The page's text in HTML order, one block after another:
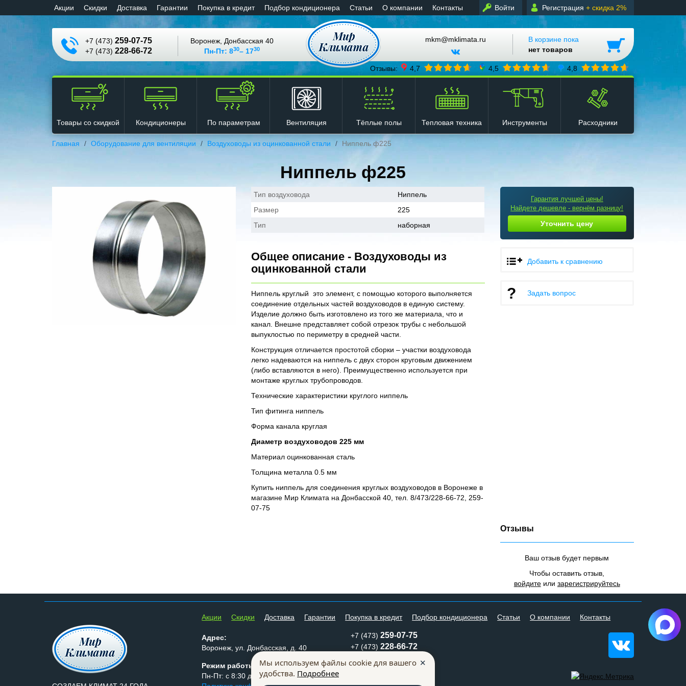
Войти Регистрация + скидка 2%
Aкции Cкидки Доставка Гарантии Покупка в кредит Подбор кондиционера Статьи О компании Контакты
+7 (473) 259-07-75
+7 (473) 228-66-72
Воронеж, Донбасская 40
Пн-Пт: 830– 1730
mkm@mklimata.ru
В корзине пока
нет товаров
Отзывы: 4,7 4,5 4,8
Товары со скидкой Кондиционеры По параметрам Вентиляция Тёплые полы Тепловая техника Инструменты Расходники
Главная Оборудование для вентиляции Воздуховоды из оцинкованной стали Ниппель ф225
Ниппель ф225
Гарантия лучшей цены!
Найдете дешевле - вернём разницу!
Уточнить цену
Добавить к сравнению
Задать вопрос
Тип воздуховода
Ниппель
Размер
225
Тип
наборная
Общее описание - Воздуховоды из
оцинкованной стали
Ниппель круглый это элемент, с помощью которого выполняется
соединение отдельных частей воздуховодов в единую систему.
Изделие должно быть изготовлено из того же материала, что и
канал. Внешне представляет собой отрезок трубы с небольшой
выпуклостью по периметру в средней части.
Конструкция отличается простотой сборки – участки воздуховода
легко надеваются на ниппель с двух сторон круговым движением
(либо вставляются в него). Преимущественно используется при
монтаже круглых трубопроводов.
Технические характеристики круглого ниппель
Тип фитинга ниппель
Форма канала круглая
Диаметр воздуховодов 225 мм
Материал оцинкованная сталь
Толщина металла 0.5 мм
Купить ниппель для соединения круглых воздуховодов в Воронеже в
магазине Мир Климата на Донбасской 40, тел. 8/473/228-66-72, 259-
07-75
Отзывы
Ваш отзыв будет первым
Чтобы оставить отзыв,
войдитеили зарегистрируйтесь
Aкции Cкидки Доставка Гарантии Покупка в кредит Подбор кондиционера Статьи О компании Контакты
Адрес:
Воронеж, ул. Донбасская, д. 40
Режим работы:
Пн-Пт: с 8:30 до 17:30
+7 (473) 259-07-75
+7 (473) 228-66-72
Мы используем файлы cookie для вашего
удобства. Подробнее
✕